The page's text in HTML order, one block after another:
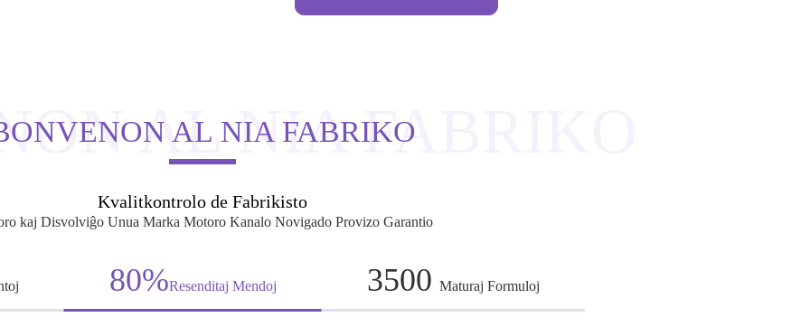
AL NIA FABRIKO
AL NIA FABRIKO
Kvalitkontrolo de Fabrikisto
kaj Disvolviĝo Unua Marka Motoro Kanalo Novigado Provizo Garantio
80%Resenditaj Mendoj 3500 Maturaj Formuloj